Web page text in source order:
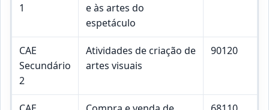
1
e às artes do
espetáculo
CAE
Secundário
2
Atividades de criação de
artes visuais
90120